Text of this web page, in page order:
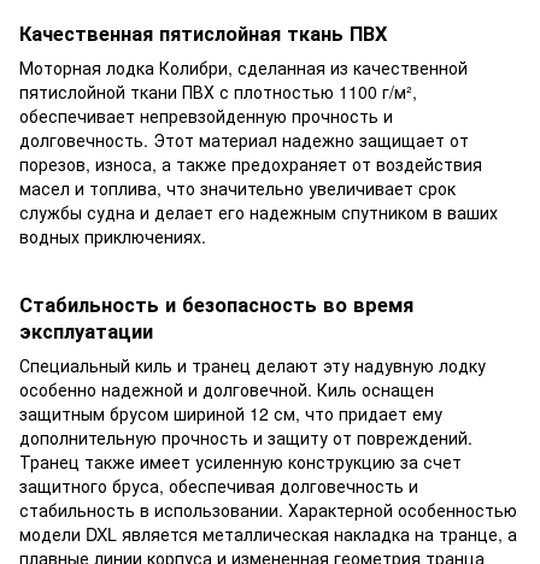
Качественная пятислойная ткань ПВХ
Моторная лодка Колибри, сделанная из качественной
пятислойной ткани ПВХ с плотностью 1100 г/м²,
обеспечивает непревзойденную прочность и
долговечность. Этот материал надежно защищает от
порезов, износа, а также предохраняет от воздействия
масел и топлива, что значительно увеличивает срок
службы судна и делает его надежным спутником в ваших
водных приключениях.
Стабильность и безопасность во время
эксплуатации
Специальный киль и транец делают эту надувную лодку
особенно надежной и долговечной. Киль оснащен
защитным брусом шириной 12 см, что придает ему
дополнительную прочность и защиту от повреждений.
Транец также имеет усиленную конструкцию за счет
защитного бруса, обеспечивая долговечность и
стабильность в использовании. Характерной особенностью
модели DXL является металлическая накладка на транце, а
плавные линии корпуса и измененная геометрия транца